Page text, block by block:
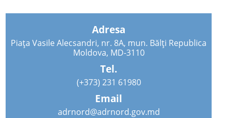
Adresa
Piața Vasile Alecsandri, nr. 8A, mun. Bălți Republica
Moldova, MD-3110
Tel.
(+373) 231 61980
Email
adrnord@adrnord.gov.md